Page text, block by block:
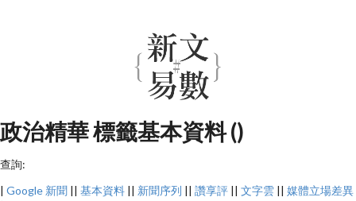
政治精華 標籤基本資料 ()
查詢:
| Google 新聞 || 基本資料 || 新聞序列 || 讚享評 || 文字雲 || 媒體立場差異